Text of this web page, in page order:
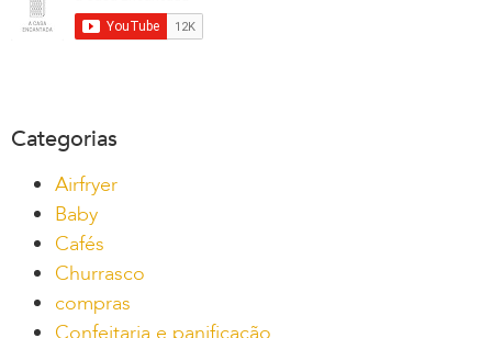
Categorias
Airfryer
Baby
Cafés
Churrasco
compras